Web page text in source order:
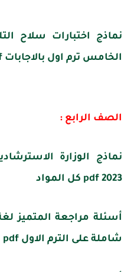
نماذج اختبارات سلاح
الخامس ترم اول بالاجابات pdf
الصف الرابع :
نماذج الوزارة
2023 pdf كل المواد
شاملة على الترم الاول pdf